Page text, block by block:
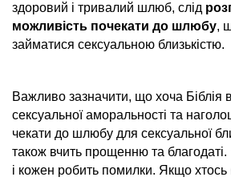
здоровий і тривалий шлюб, слід
можливість почекати до шлюбу,
займатися сексуальною близькістю.
Важливо зазначити, що хоча Біблія
сексуальної аморальності та
чекати до шлюбу для сексуальної
також вчить прощенню та благодаті.
і кожен робить помилки. Якщо хтось